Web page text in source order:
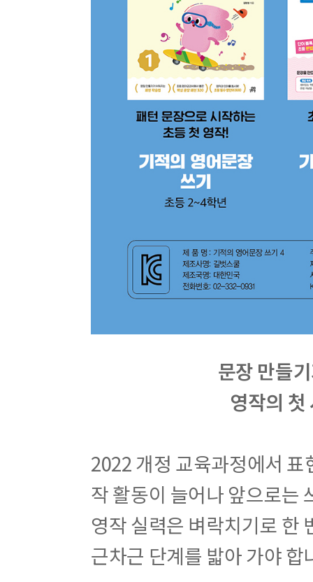
문장 만들
영작의
2022 개정 교육과정에서
작 활동이 늘어나 앞으로는
영작 실력은 벼락치기로 한
근차근 단계를 밟아 가야 합